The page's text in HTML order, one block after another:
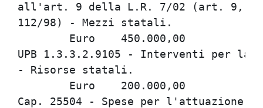
all'art. 9 della L.R. 7/02 (art. 9,
112/98) - Mezzi statali.
UPB 1.3.3.2.9105 - Interventi per la
- Risorse statali.
Cap. 25504 - Spese per l'attuazione